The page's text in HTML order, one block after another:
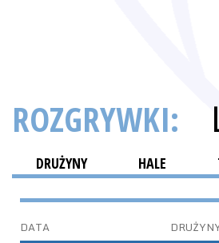
ROZGRYWKI:
DRUŻYNY HALE
DATA